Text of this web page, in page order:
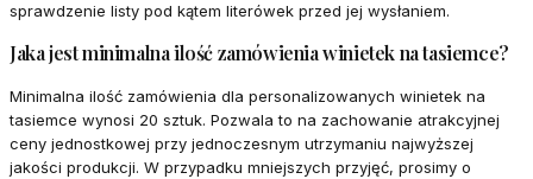
sprawdzenie listy pod kątem literówek przed jej wysłaniem.
Jaka jest minimalna ilość zamówienia winietek na tasiemce?
Minimalna ilość zamówienia dla personalizowanych winietek na
tasiemce wynosi 20 sztuk. Pozwala to na zachowanie atrakcyjnej
ceny jednostkowej przy jednoczesnym utrzymaniu najwyższej
jakości produkcji. W przypadku mniejszych przyjęć, prosimy o